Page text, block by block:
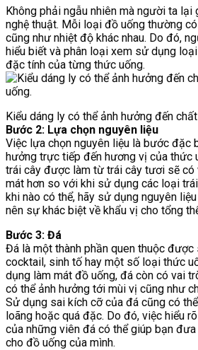
Không phải ngẫu nhiên mà người ta
nghệ thuật. Mỗi loại đồ uống thường
cũng như nhiệt độ khác nhau. Do đó,
hiểu biết và phân loại xem sử dụng
đặc tính của từng thức uống.
Kiểu dáng ly có thể ảnh hưởng đến
Bước 2: Lựa chọn nguyên liệu
Việc lựa chọn nguyên liệu là bước đặc
hưởng trực tiếp đến hương vị của thức
trái cây được làm từ trái cây tươi sẽ
mát hơn so với khi sử dụng các loại
khi nào có thể, hãy sử dụng nguyên
nên sự khác biệt về khẩu vị cho tổng
Bước 3: Đá
​Đá là một thành phần quen thuộc được
cocktail, sinh tố hay một số loại thức
dụng làm mát đồ uống, đá còn có vai
có thể ảnh hưởng tới mùi vị cũng như
Sử dụng sai kích cỡ của đá cũng có
loãng hoặc quá đặc. Do đó, việc hiểu
của những viên đá có thể giúp bạn
cho đồ uống của mình.